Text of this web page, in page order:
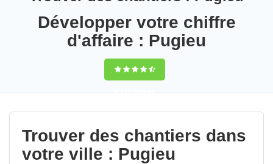
Développer votre chiffre
d'affaire : Pugieu
9,5(100%)60
votes
Trouver des chantiers dans
votre ville : Pugieu